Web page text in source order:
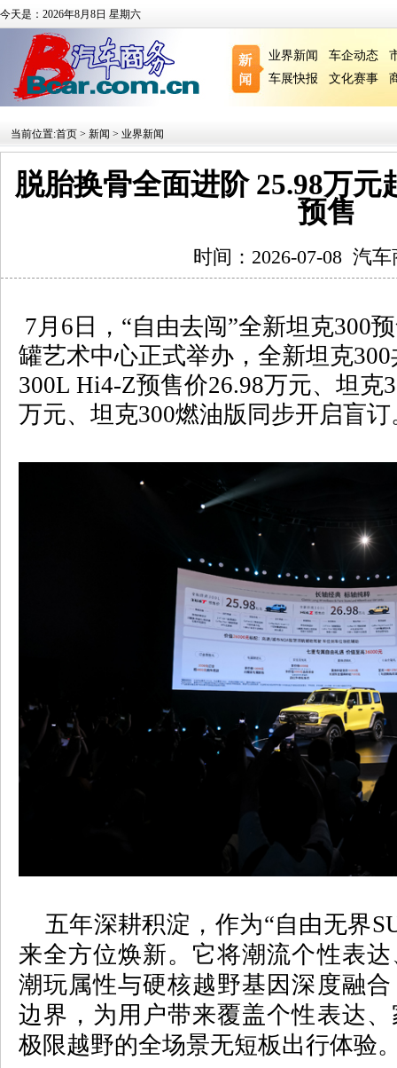
今天是：2026年8月8日 星期六
业界新闻 车企动态
车展快报
文化赛事
当前位置:首页 > 新闻 > 业界新闻
脱胎换骨全面进阶 25.98万元
预售
时间：2026-07-08 汽车
7月 6 日， “自由去闯”全新坦克300
罐艺术中心正式举办，全新坦克300
300L Hi4-Z预售价26.98万元、坦克
万元、坦克300燃油版同步开启盲订
五年深耕积淀，作为“自由无界
来全方位焕新。它将潮流个性表
潮玩属性与硬核越野基因深度融
边界，为用户带来覆盖个性表达
极限越野的全场景无短板出行体验